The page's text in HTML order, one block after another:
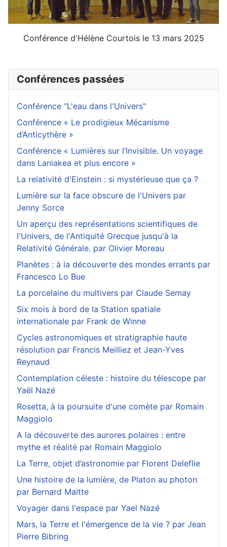
Conférence d'Hélène Courtois le 13 mars 2025
Conférences passées
Conférence "L'eau dans l'Univers"
Conférence « Le prodigieux Mécanisme
d’Anticythère »
Conférence « Lumières sur l’Invisible. Un voyage
dans Laniakea et plus encore »
La relativité d'Einstein : si mystérieuse que ça ?
Lumière sur la face obscure de l'Univers par
Jenny Sorce
Un aperçu des représentations scientifiques de
l'Univers, de l'Antiquité Grecque jusqu'à la
Relativité Générale. par Olivier Moreau
Planètes : à la découverte des mondes errants par
Francesco Lo Bue
La porcelaine du multivers par Claude Semay
Six mois à bord de la Station spatiale
internationale par Frank de Winne
Cycles astronomiques et stratigraphie haute
résolution par Francis Meilliez et Jean-Yves
Reynaud
Contemplation céleste : histoire du télescope par
Yaël Nazé
Rosetta, à la poursuite d'une comète par Romain
Maggiolo
A la découverte des aurores polaires : entre
mythe et réalité par Romain Maggiolo
La Terre, objet d’astronomie par Florent Deleflie
Une histoire de la lumière, de Platon au photon
par Bernard Maitte
Voyager dans l'espace par Yael Nazé
Mars, la Terre et l'émergence de la vie ? par Jean
Pierre Bibring